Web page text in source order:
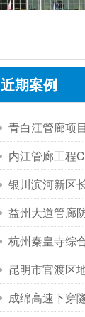
近期案例
青白江管廊项目
内江管廊工程
银川滨河新区
工程
益州大道管廊
杭州秦皇寺综
昆明市官渡区
成绵高速下穿